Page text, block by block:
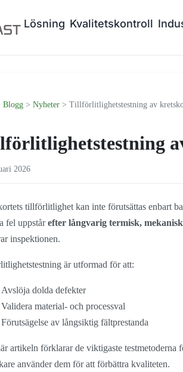
Lösning Kvalitetskontroll
Blogg > Nyheter > Tillförlitlighetstestning av
2026
tillförlitlighet kan inte förutsättas enbart
fel uppstårefter långvarig termisk,
inspektionen.
är utformad för att:
Avslöja dolda defekter
Validera material- och processval
Förutsägelse av långsiktig fältprestanda
artikeln förklarar de viktigaste
använder dem för att förbättra kvaliteten.